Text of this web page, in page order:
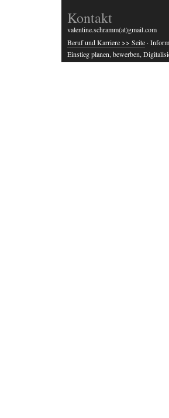
Kontakt
valentine.schramm(at)gmail.com
Beruf und Karriere >> Seite ·
Einstieg planen, bewerben,